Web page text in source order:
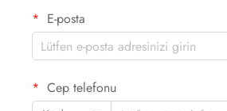
E-posta
Cep telefonu